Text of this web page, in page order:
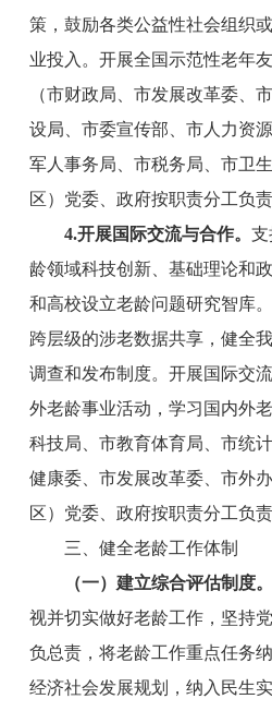
策，鼓励各类公益性社会组织
业投入。开展全国示范性老年
（市财政局 市发展改革委、 市
设局 市委宣传部、 市人力资源
军人事务局
市税务局、 市卫
区）党委、政府按职责分工负责
4.开展国际交流与合作。 支
龄领域科技创新、基础理论和
和高校设立老龄问题研究智库
跨层级的涉老数据共享，健全
调查和发布制度。开展国际交
外老龄事业活动，学习国内外
科技局 市教育体育局 市统计
健康委、 市发展改革委、 市外办
区）党委、政府按职责分工负责
三、 健全老龄工作体制
（一） 建立综合评估制度。
视并切实做好老龄工作，坚持
负总责，将老龄工作重点任务
经济社会发展规划，纳入民生